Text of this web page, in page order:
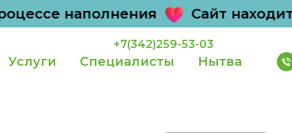
наполнения Сайт
+7(342)259-53-03
Услуги Специалисты Нытва